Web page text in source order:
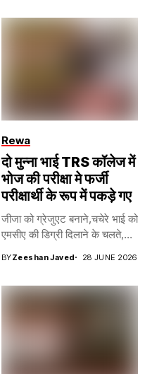
Rewa
दो मुन्ना भाई TRS कॉलेज में
भोज की परीक्षा मे फर्जी
परीक्षार्थी के रूप में पकड़े गए
जीजा को ग्रेजुएट बनाने,चचेरे भाई को
एमसीए की डिग्री दिलाने के चलते,...
BYZeeshan Javed 28 JUNE 2026